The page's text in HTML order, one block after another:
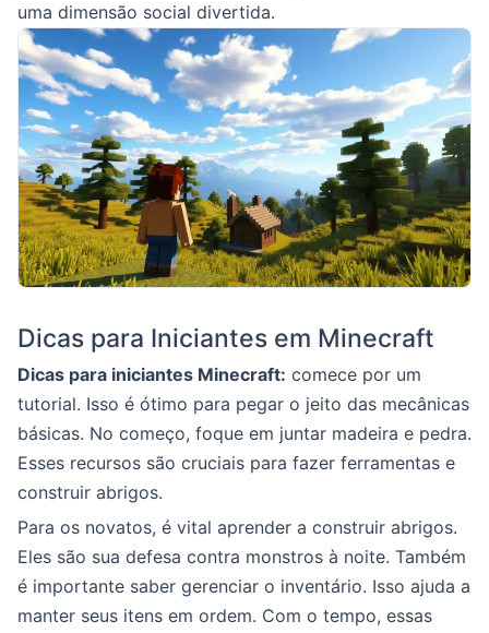
uma dimensão social divertida.
Dicas para Iniciantes em Minecraft
Dicas para iniciantes Minecraft: comece por um
tutorial. Isso é ótimo para pegar o jeito das mecânicas
básicas. No começo, foque em juntar madeira e pedra.
Esses recursos são cruciais para fazer ferramentas e
construir abrigos.
Para os novatos, é vital aprender a construir abrigos.
Eles são sua defesa contra monstros à noite. Também
é importante saber gerenciar o inventário. Isso ajuda a
manter seus itens em ordem. Com o tempo, essas